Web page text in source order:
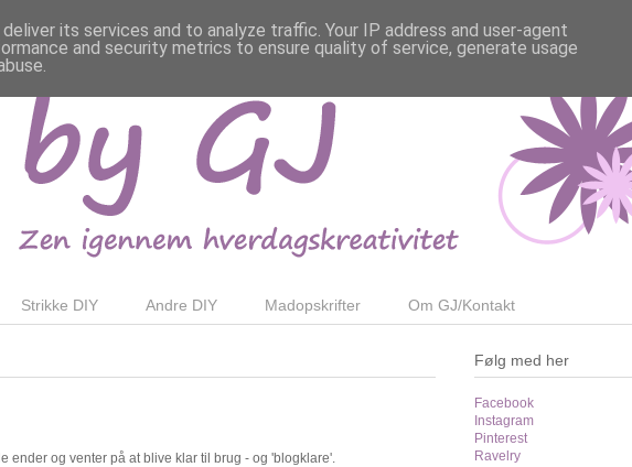
Strikke DIY Andre DIY Madopskrifter Om GJ/Kontakt
og venter på at blive klar til brug - og 'blogklare'.
Følg med her
Facebook
Instagram
Pinterest
Ravelry
its services and to analyze traffic. Your IP address and user-agent
and security metrics to ensure quality of service, generate usage